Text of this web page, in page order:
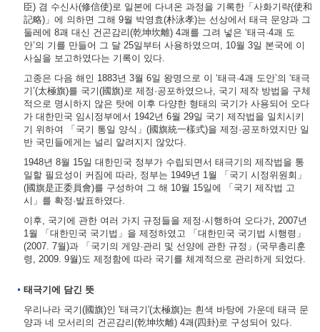
臣) 겸 수신사(修信使)로 일본에 다녀온 과정을 기록한「사화기략(使和
記略)」에 의하면 그해 9월 박영효(朴泳孝)는 선상에서 태극 문양과 그
둘레에 8괘 대신 건곤감리(乾坤坎離) 4괘를 그려 넣은 ‘태극·4괘 도
안’의 기를 만들어 그 달 25일부터 사용하였으며, 10월 3일 본국에 이
사실을 보고하였다는 기록이 있다.
고종은 다음 해인 1883년 3월 6일 왕명으로 이 ‘태극·4괘 도안’의 ‘태극
기’(太極旗)를 국기(國旗)로 제정·공포하였으나, 국기 제작 방법을 구체
적으로 명시하지 않은 탓에 이후 다양한 형태의 국기가 사용되어 오다
가 대한민국 임시정부에서 1942년 6월 29일 국기 제작법을 일치시키
기 위하여 「국기 통일 양식」(國旗統一樣式)을 제정·공포하였지만 일
반 국민들에게는 널리 알려지지 않았다.
1948년 8월 15일 대한민국 정부가 수립되면서 태극기의 제작법을 통
일할 필요성이 커짐에 따라, 정부는 1949년 1월 「국기 시정위원회」
(國旗是正委員會)를 구성하여 그 해 10월 15일에 「국기 제작법 고
시」를 확정·발표하였다.
이후, 국기에 관한 여러 가지 규정들을 제정·시행하여 오다가, 2007년
1월 「대한민국 국기법」을 제정하였고 「대한민국 국기법 시행령」
(2007. 7월)과 「국기의 게양·관리 및 선양에 관한 규정」(국무총리훈
령, 2009. 9월)도 제정함에 따라 국기를 체계적으로 관리하게 되었다.
태극기에 담긴 뜻
우리나라 국기(國旗)인 '태극기'(太極旗)는 흰색 바탕에 가운데 태극 문
양과 네 모서리의 건곤감리(乾坤坎離) 4괘(四卦)로 구성되어 있다.